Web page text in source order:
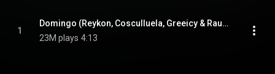
1
Domingo (Reykon, Cosculluela, Greeicy & Rauw Alejandro) [Remix] (feat. Greeicy, Rauw Alejandro & Cosculluela)
23M plays 4:13